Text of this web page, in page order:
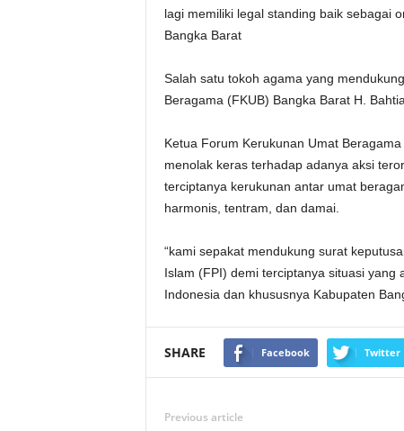
lagi memiliki legal standing baik sebagai
Bangka Barat
Salah satu tokoh agama yang
Beragama (FKUB) Bangka Barat H.
Ketua Forum Kerukunan Umat
menolak keras terhadap adanya aksi
terciptanya kerukunan antar umat
harmonis, tentram, dan damai.
“kami sepakat mendukung surat
Islam (FPI) demi terciptanya situasi yang
Indonesia dan khususnya Kabupaten
SHARE Facebook Twitter
Previous article